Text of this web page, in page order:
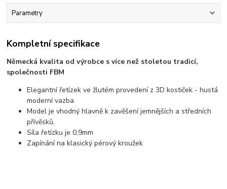
Parametry
Kompletní specifikace
Německá kvalita od výrobce s více než stoletou tradicí,
společnosti FBM
Elegantní řetízek ve žlutém provedení z 3D kostiček - hustá
moderní vazba
Model je vhodný hlavně k zavěšení jemnějších a středních
přívěsků.
Síla řetízku je 0,9mm
Zapínání na klasický pérový kroužek